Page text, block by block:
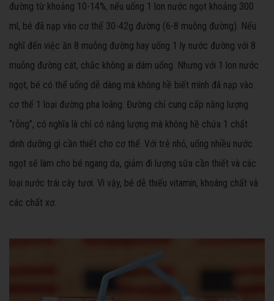
đường từ khoảng 10-14%, nếu uống 1 lon nước ngọt khoảng 300
ml, bé đã nạp vào cơ thể 30-42g đường (6-8 muỗng đường). Nếu
nghĩ đến việc ăn 8 muỗng đường hay uống 1 ly nước đường với 8
muỗng đường cát, chắc không ai dám uống. Nhưng với 1 lon nước
ngọt, bé có thể uống dễ dàng mà không hề biết mình đã nạp vào
cơ thể 1 loại đường pha loãng. Đường chỉ cung cấp năng lượng
“rỗng”, có nghĩa là chỉ có năng lượng mà không hề chứa 1 chất
dinh dưỡng gì cần thiết cho cơ thể. Với trẻ nhỏ, uống nhiều nước
ngọt sẽ làm cho bé ngang dạ, giảm đi lượng sữa cần thiết và các
loại nước trái cây tươi. Vì vậy, bé dễ thiếu vitamin, khoáng chất và
các chất xơ.